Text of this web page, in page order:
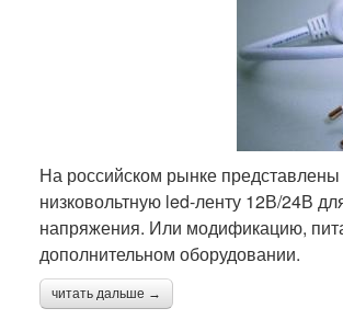
На российском рынке
низковольтную led-ленту 12В/24В
напряжения. Или модификацию,
дополнительном оборудовании.
читать дальше →